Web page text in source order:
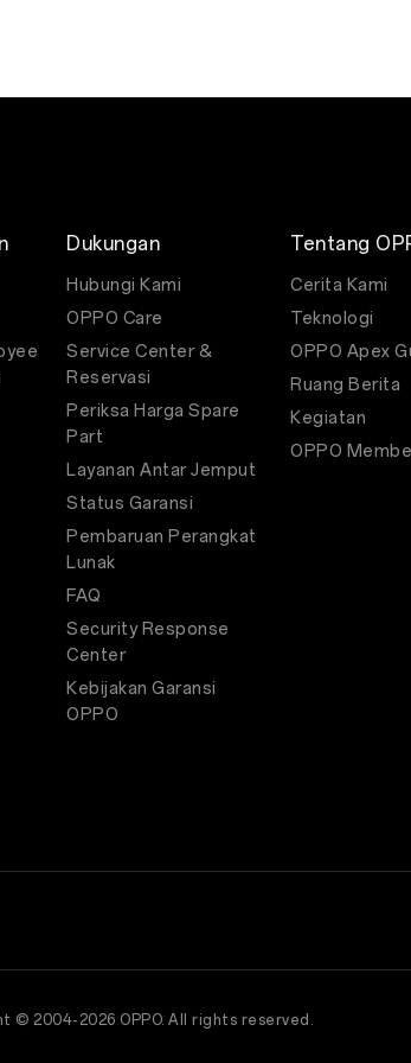
Dukungan
Hubungi Kami
OPPO Care
Service Center &
Reservasi
Periksa Harga Spare
Part
Layanan Antar Jemput
Status Garansi
Pembaruan Perangkat
Lunak
FAQ
Security Response
Center
Kebijakan Garansi
OPPO
Tentang
Cerita Kami
Teknologi
OPPO Apex
Ruang Berita
Kegiatan
OPPO
© 2004-2026 OPPO. All rights reserved.